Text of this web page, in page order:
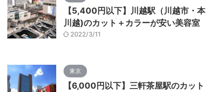
【5,400円以下】川越駅（川越市・本
川越)のカット＋カラーが安い美容室
2022/3/11
東京
【6,000円以下】三軒茶屋駅のカット